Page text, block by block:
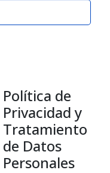
Política de
Privacidad y
Tratamiento
de Datos
Personales